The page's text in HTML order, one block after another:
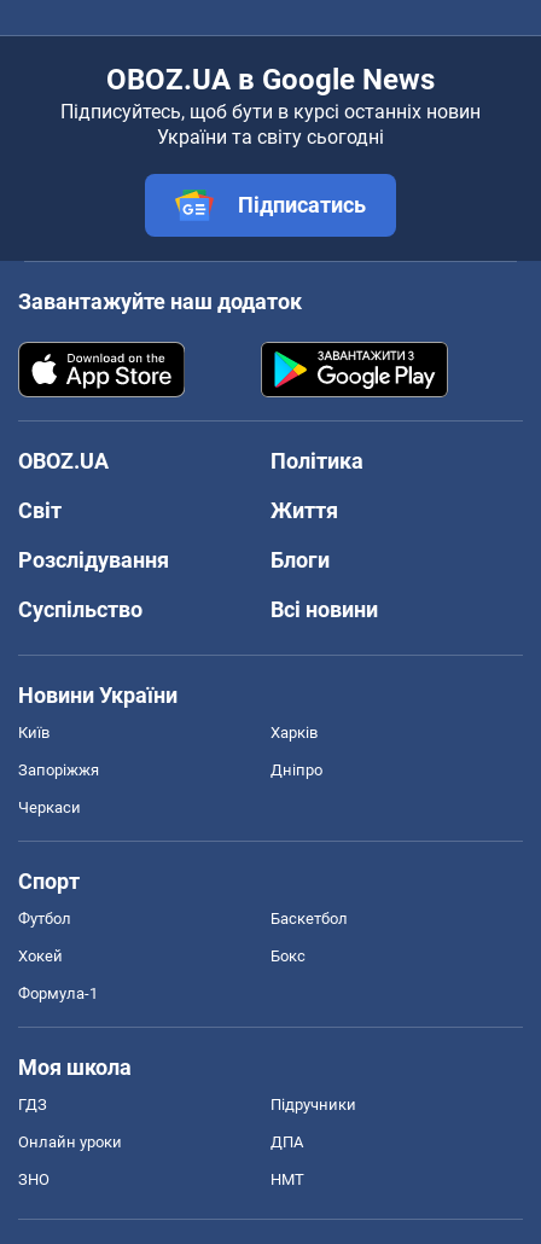
OBOZ.UA в Google News
Підписуйтесь, щоб бути в курсі останніх новин
України та світу сьогодні
Підписатись
Завантажуйте наш додаток
OBOZ.UA
Політика
Світ
Життя
Розслідування
Блоги
Суспільство
Всі новини
Новини України
Київ Харків
Запоріжжя Дніпро
Черкаси
Спорт
Футбол Баскетбол
Хокей Бокс
Формула-1
Моя школа
ГДЗ Підручники
Онлайн уроки ДПА
ЗНО НМТ